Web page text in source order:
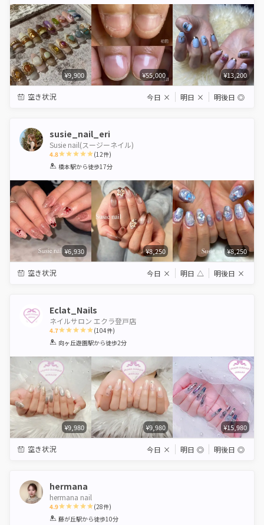
¥9,900 ¥55,000 ¥13,200
空き状況 今日 × 明日 × 明後日 ◎
susie_nail_eri
Susie nail(スージーネイル)
4.8
1 2 3 4 5
(12件)
橋本駅から徒歩17分
¥6,930 ¥8,250 ¥8,250
空き状況 今日 × 明日 △ 明後日 ×
Eclat_Nails
ネイルサロン エクラ登戸店
4.7
1 2 3 4 5
(104件)
向ヶ丘遊園駅から徒歩2分
¥9,980 ¥9,980 ¥15,980
空き状況 今日 × 明日 ◎ 明後日 ◎
hermana
hermana nail
4.9
1 2 3 4 5
(28件)
藤が丘駅から徒歩10分